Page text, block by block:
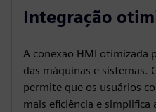
Integração
A conexão HMI otimizada
das máquinas e sistemas.
permite que os usuários
mais eficiência e simplifica